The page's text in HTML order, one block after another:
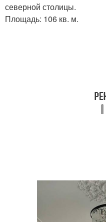
северной столицы.
Площадь: 106 кв. м.